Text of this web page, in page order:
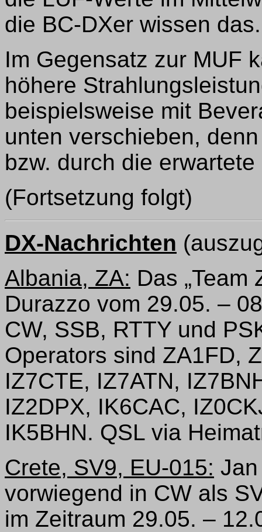
die BC-DXer wissen das.
Im Gegensatz zur MUF
höhere
beispielsweise mit
unten verschieben,
bzw. durch die
(Fortsetzung folgt)
DX-Nachrichten
Albania, ZA: Das „Team
Durazzo vom 29.05. –
CW, SSB, RTTY und
Operators sind ZA1FD,
IZ7CTE, IZ7ATN,
IZ2DPX, IK6CAC,
IK5BHN. QSL via
Crete, SV9, EU-015:
vorwiegend in CW als
im Zeitraum 29.05. –